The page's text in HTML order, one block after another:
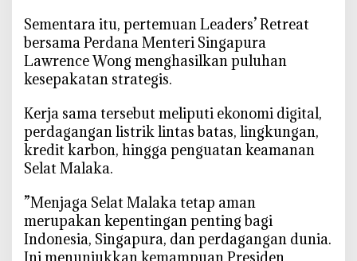
a
n
I
n
o
n
e
a
J
a
d
‎Sementara itu, pertemuan Leaders’ Retreat
bersama Perdana Menteri Singapura
Lawrence Wong menghasilkan puluhan
kesepakatan strategis.
‎Kerja sama tersebut meliputi ekonomi digital,
perdagangan listrik lintas batas, lingkungan,
kredit karbon, hingga penguatan keamanan
Selat Malaka.
‎”Menjaga Selat Malaka tetap aman
merupakan kepentingan penting bagi
Indonesia, Singapura, dan perdagangan dunia.